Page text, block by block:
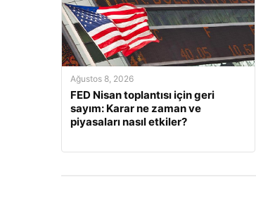
Ağustos 8, 2026
FED Nisan toplantısı için geri
sayım: Karar ne zaman ve
piyasaları nasıl etkiler?